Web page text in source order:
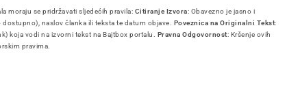
moraju se pridržavati sljedećih pravila: Citiranje Izvora: Obavezno je jasno i
naslov članka ili teksta te datum objave. Poveznica na Originalni Tekst:
koja vodi na izvorni tekst na Bajtbox portalu. Pravna Odgovornost: Kršenje ovih
pravima.